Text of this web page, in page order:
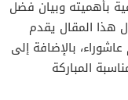
بأهميته وبيان فضل
هذا المقال يقدم
بالإضافة إلى
المباركة